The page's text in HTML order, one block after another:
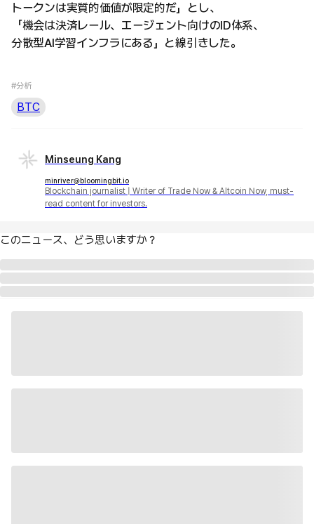
トークンは実質的価値が限定的だ」とし、
「機会は決済レール、エージェント向けのID体系、
分散型AI学習インフラにある」と線引きした。
#分析
BTC
Minseung Kang
minriver@bloomingbit.io
Blockchain journalist | Writer of Trade Now & Altcoin Now, must-
read content for investors.
このニュース、どう思いますか？